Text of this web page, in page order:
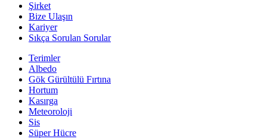
Şirket
Bize Ulaşın
Kariyer
Sıkça Sorulan Sorular
Terimler
Albedo
Gök Gürültülü Fırtına
Hortum
Kasırga
Meteoroloji
Sis
Süper Hücre